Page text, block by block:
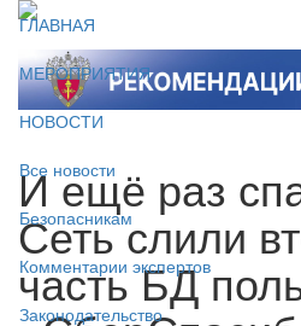
ГЛАВНАЯ
МЕРОПРИЯТИЯ
НОВОСТИ
Все новости
Безопасникам
Комментарии экспертов
Законодательство
И ещё раз
Сеть слили
часть БД